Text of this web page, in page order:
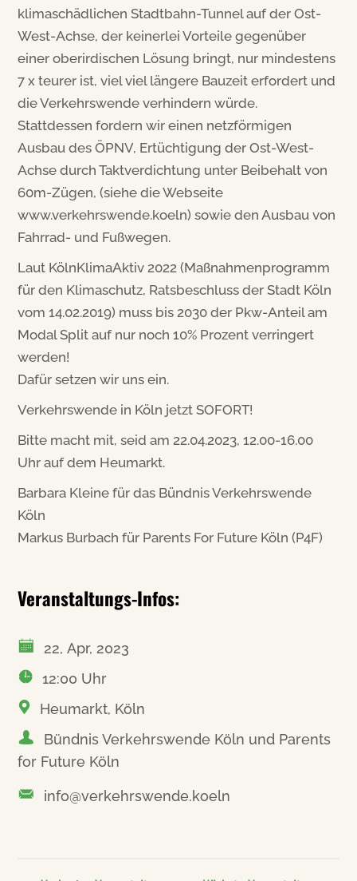
klimaschädlichen Stadtbahn-Tunnel auf der Ost-
West-Achse, der keinerlei Vorteile gegenüber
einer oberirdischen Lösung bringt, nur mindestens
7 x teurer ist, viel viel längere Bauzeit erfordert und
die Verkehrswende verhindern würde.
Stattdessen fordern wir einen netzförmigen
Ausbau des ÖPNV, Ertüchtigung der Ost-West-
Achse durch Taktverdichtung unter Beibehalt von
60m-Zügen, (siehe die Webseite
www.verkehrswende.koeln) sowie den Ausbau von
Fahrrad- und Fußwegen.
Laut KölnKlimaAktiv 2022 (Maßnahmenprogramm
für den Klimaschutz, Ratsbeschluss der Stadt Köln
vom 14.02.2019) muss bis 2030 der Pkw-Anteil am
Modal Split auf nur noch 10% Prozent verringert
werden!
Dafür setzen wir uns ein.
Verkehrswende in Köln jetzt SOFORT!
Bitte macht mit, seid am 22.04.2023, 12.00-16.00
Uhr auf dem Heumarkt.
Barbara Kleine für das Bündnis Verkehrswende
Köln
Markus Burbach für Parents For Future Köln (P4F)
Veranstaltungs-Infos:
22, Apr, 2023
12:00 Uhr
Heumarkt, Köln
Bündnis Verkehrswende Köln und Parents
for Future Köln
info@verkehrswende.koeln